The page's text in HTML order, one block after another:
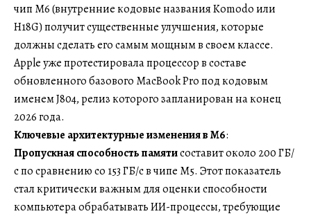
чип M6 (внутренние кодовые названия Komodo или
H18G) получит существенные улучшения, которые
должны сделать его самым мощным в своем классе.
Apple уже протестировала процессор в составе
обновленного базового MacBook Pro под кодовым
именем J804, релиз которого запланирован на конец
2026 года.
Ключевые архитектурные изменения в M6:
Пропускная способность памятисоставит около 200 ГБ/
с по сравнению со 153 ГБ/с в чипе M5. Этот показатель
стал критически важным для оценки способности
компьютера обрабатывать ИИ-процессы, требующие